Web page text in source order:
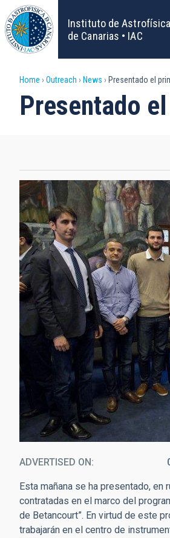
Skip
to
main
content
Instituto de Astrofísica
de Canarias • IAC
Breadcrumb
Home Outreach News Presentado el
Presentado
ADVERTISED ON
Esta mañana se ha presentado,
contratadas en el marco del
de Betancourt”. En virtud de este
trabajarán en el centro de